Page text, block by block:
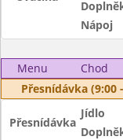
Nápoj
Menu Chod
Přesnídávka (9:00
Přesnídávka
Jídlo